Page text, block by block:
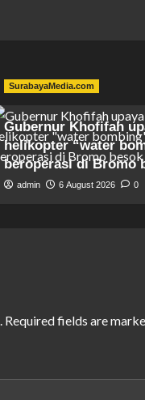
SurabayaMedia.com
Gubernur Khofifah
helikopter “water
beroperasi di Bromo
admin 6 August 2026 0
Required fields are